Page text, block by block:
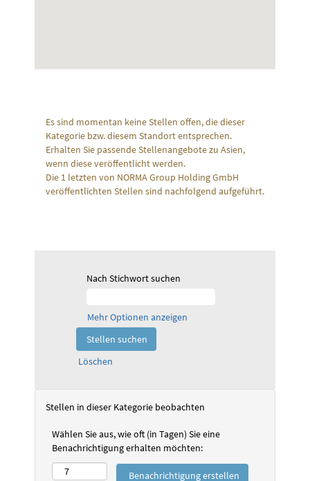
Es sind momentan keine Stellen offen, die dieser
Kategorie bzw. diesem Standort entsprechen.
Erhalten Sie passende Stellenangebote zu Asien,
wenn diese veröffentlicht werden.
Die 1 letzten von NORMA Group Holding GmbH
veröffentlichten Stellen sind nachfolgend aufgeführt.
Nach Stichwort suchen
Mehr Optionen anzeigen
Löschen
Stellen in dieser Kategorie beobachten
Wählen Sie aus, wie oft (in Tagen) Sie eine
Benachrichtigung erhalten möchten: